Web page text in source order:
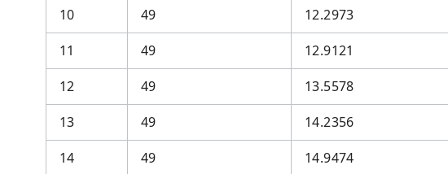
10
49 12.2973
11
49 12.9121
12
49 13.5578
13
49 14.2356
14
49 14.9474